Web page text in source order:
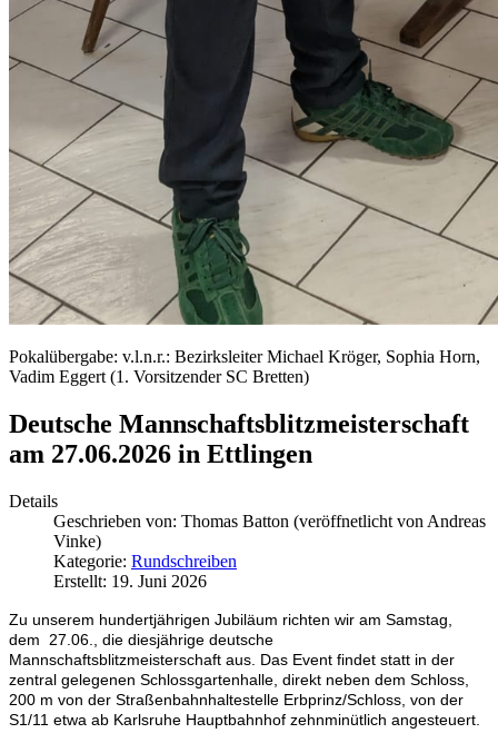
Pokalübergabe: v.l.n.r.: Bezirksleiter Michael Kröger, Sophia Horn,
Vadim Eggert (1. Vorsitzender SC Bretten)
Deutsche Mannschaftsblitzmeisterschaft
am 27.06.2026 in Ettlingen
Details
Geschrieben von: Thomas Batton (veröffnetlicht von Andreas
Vinke)
Kategorie: Rundschreiben
Erstellt: 19. Juni 2026
Zu unserem hundertjährigen Jubiläum richten wir am Samstag,
dem 27.06., die diesjährige deutsche
Mannschaftsblitzmeisterschaft aus. Das Event findet statt in der
zentral gelegenen Schlossgartenhalle, direkt neben dem Schloss,
200 m von der Straßenbahnhaltestelle Erbprinz/Schloss, von der
S1/11 etwa ab Karlsruhe Hauptbahnhof zehnminütlich angesteuert.